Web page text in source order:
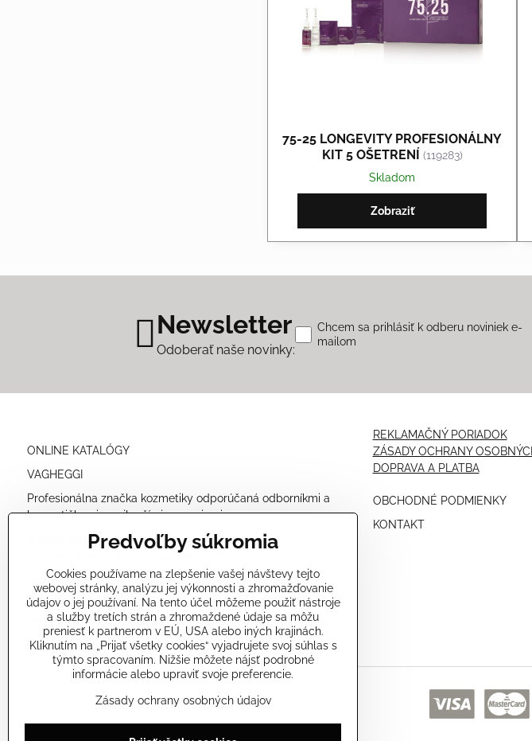
75-25 LONGEVITY PROFESIONÁLNY
KIT 5 OŠETRENÍ
(119283)
Skladom
Zobraziť
Newsletter
Odoberať naše novinky:
Chcem sa prihlásiť k odberu noviniek e-
mailom
ONLINE KATALÓGY
VAGHEGGI
Profesionálna značka kozmetiky odporúčaná odborníkmi a
kozmetičkami s najlepšími recenziami.
Vysoká koncentrácia prírodných účinných látok a
prispôsobené zloženie s najmodernejšími
technológiami nám umožňuje ponúkať veľmi účinné
kozmetické produkty
najvyššej kvality a bezpečné pre vašu pokožku.
REKLAMAČNÝ PORIADOK
ZÁSADY OCHRANY
DOPRAVA A PLATBA
OBCHODNÉ PODMIENKY
KONTAKT
Predvoľby súkromia
Cookies používame na zlepšenie vašej návštevy tejto
webovej stránky, analýzu jej výkonnosti a zhromažďovanie
údajov o jej používaní. Na tento účel môžeme použiť nástroje
a služby tretích strán a zhromaždené údaje sa môžu
preniesť k partnerom v EÚ, USA alebo iných krajinách.
Kliknutím na „Prijať všetky cookies“ vyjadrujete svoj súhlas s
týmto spracovaním. Nižšie môžete nájsť podrobné
informácie alebo upraviť svoje preferencie.
Zásady ochrany osobných údajov